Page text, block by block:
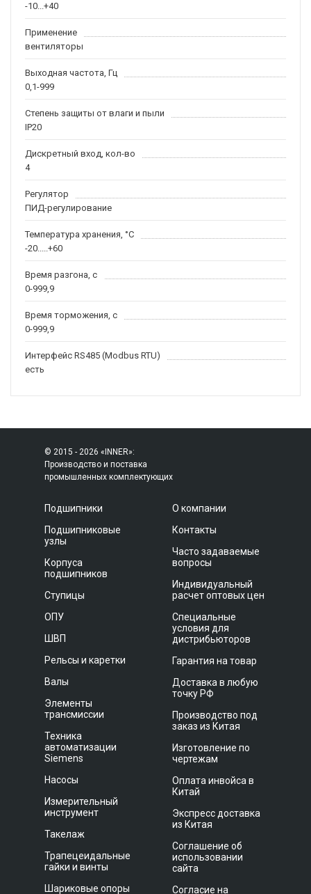
-10...+40
Применение
вентиляторы
Выходная частота, Гц
0,1-999
Степень защиты от влаги и пыли
IP20
Дискретный вход, кол-во
4
Регулятор
ПИД-регулирование
Температура хранения, °С
-20.....+60
Время разгона, с
0-999,9
Время торможения, с
0-999,9
Интерфейс RS485 (Modbus RTU)
есть
© 2015 - 2026 «INNER»:
Производство и поставка
промышленных комплектующих
Подшипники
Подшипниковые
узлы
Корпуса
подшипников
Ступицы
ОПУ
ШВП
Рельсы и каретки
Валы
Элементы
трансмиссии
Техника
автоматизации
Siemens
Насосы
Измерительный
инструмент
Такелаж
Трапецеидальные
гайки и винты
Шариковые опоры
О компании
Контакты
Часто задаваемые
вопросы
Индивидуальный
расчет оптовых цен
Специальные
условия для
дистрибьюторов
Гарантия на товар
Доставка в любую
точку РФ
Производство под
заказ из Китая
Изготовление по
чертежам
Оплата инвойса в
Китай
Экспресс доставка
из Китая
Соглашение об
использовании
сайта
Согласие на